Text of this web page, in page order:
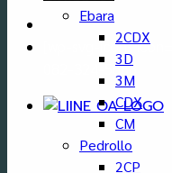
[wp-svg-icons
082-324-5668
Ebara
2CDX
3D
3M
CDX
CM
Pedrollo
2CP